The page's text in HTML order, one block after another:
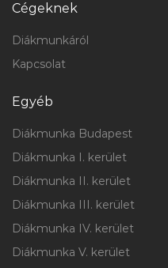
Cégeknek
Diákmunkáról
Kapcsolat
Egyéb
Diákmunka Budapest
Diákmunka I. kerület
Diákmunka II. kerület
Diákmunka III. kerület
Diákmunka IV. kerület
Diákmunka V. kerület